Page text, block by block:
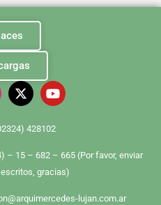
428102
– 15 – 682 – 665 (Por favor, enviar
gracias)
lujan.com.ar